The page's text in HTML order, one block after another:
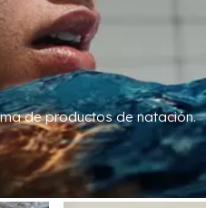
de productos de natación.